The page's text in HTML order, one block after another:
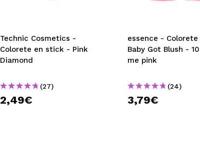
Technic Cosmetics -
Colorete en stick - Pink
Diamond
(27)
2,49€
essence -
Baby Got Blush -
me pink
(24)
3,79€